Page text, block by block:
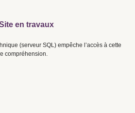
en travaux
(serveur SQL) empêche l’accès à cette
compréhension.